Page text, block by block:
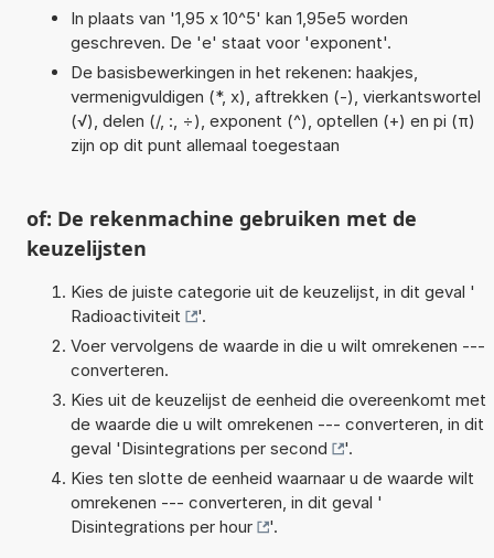
In plaats van '1,95 x 10^5' kan 1,95e5 worden
geschreven. De 'e' staat voor 'exponent'.
De basisbewerkingen in het rekenen: haakjes,
vermenigvuldigen (*, x), aftrekken (-), vierkantswortel
(√), delen (/, :, ÷), exponent (^), optellen (+) en pi (π)
zijn op dit punt allemaal toegestaan
of: De rekenmachine gebruiken met de
keuzelijsten
Kies de juiste categorie uit de keuzelijst, in dit geval '
Radioactiviteit
'.
Voer vervolgens de waarde in die u wilt omrekenen ---
converteren.
Kies uit de keuzelijst de eenheid die overeenkomt met
de waarde die u wilt omrekenen --- converteren, in dit
geval 'Disintegrations per second
'.
Kies ten slotte de eenheid waarnaar u de waarde wilt
omrekenen --- converteren, in dit geval '
Disintegrations per hour
'.